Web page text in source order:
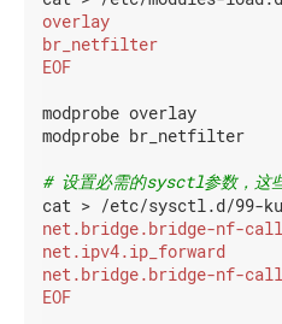
EOF
modprobe overlay
modprobe br_netfilter
# 设置必需的sysctl参数，这些
cat > /etc/sysctl.d/99-
EOF